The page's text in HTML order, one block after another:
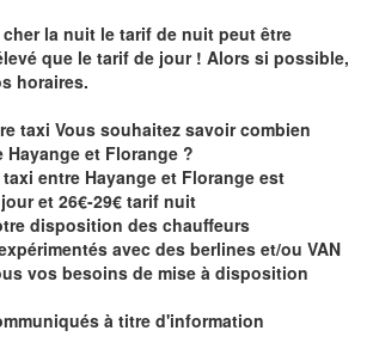
la nuit le tarif de nuit peut être
que le tarif de jour ! Alors si possible,
horaires.
taxi Vous souhaitez savoircombien
et Florange ?
entre Hayange et Florange est
et 26€-29€ tarif nuit
disposition des chauffeurs
avec des berlines et/ou VAN
vos besoins de mise à disposition
à titre d'information